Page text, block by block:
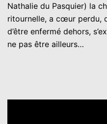
Nathalie du Pasquier) la
ritournelle, a cœur perdu,
d’être enfermé dehors,
ne pas être ailleurs…